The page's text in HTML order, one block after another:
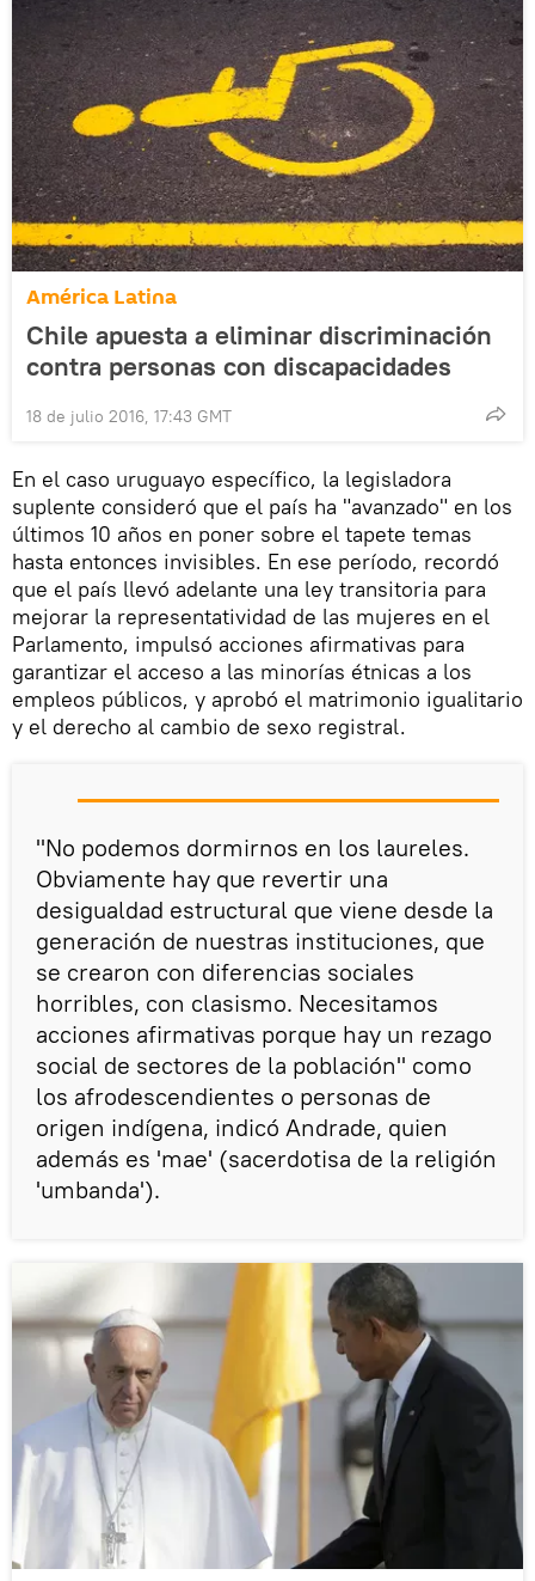
América Latina
Chile apuesta a eliminar discriminación
contra personas con discapacidades
18 de julio 2016, 17:43 GMT
En el caso uruguayo específico, la legisladora
suplente consideró que el país ha "avanzado" en los
últimos 10 años en poner sobre el tapete temas
hasta entonces invisibles. En ese período, recordó
que el país llevó adelante una ley transitoria para
mejorar la representatividad de las mujeres en el
Parlamento, impulsó acciones afirmativas para
garantizar el acceso a las minorías étnicas a los
empleos públicos, y aprobó el matrimonio igualitario
y el derecho al cambio de sexo registral.
"No podemos dormirnos en los laureles.
Obviamente hay que revertir una
desigualdad estructural que viene desde la
generación de nuestras instituciones, que
se crearon con diferencias sociales
horribles, con clasismo. Necesitamos
acciones afirmativas porque hay un rezago
social de sectores de la población" como
los afrodescendientes o personas de
origen indígena, indicó Andrade, quien
además es 'mae' (sacerdotisa de la religión
'umbanda').